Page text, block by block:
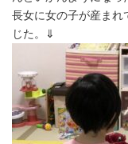
長女に女の子が産まれ
じた。⇓